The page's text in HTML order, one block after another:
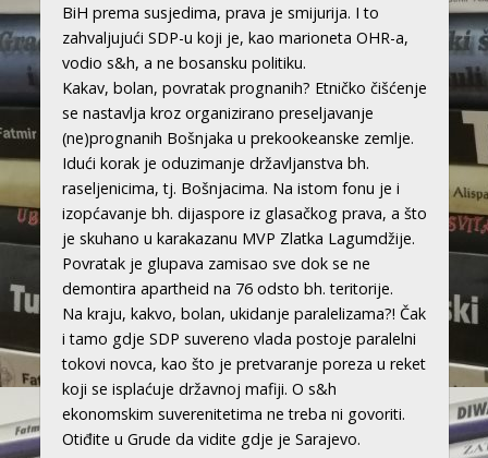
BiH prema susjedima, prava je smijurija. I to
zahvaljujući SDP-u koji je, kao marioneta OHR-a,
vodio s&h, a ne bosansku politiku.
Kakav, bolan, povratak prognanih? Etničko čišćenje
se nastavlja kroz organizirano preseljavanje
(ne)prognanih Bošnjaka u prekookeanske zemlje.
Idući korak je oduzimanje državljanstva bh.
raseljenicima, tj. Bošnjacima. Na istom fonu je i
izopćavanje bh. dijaspore iz glasačkog prava, a što
je skuhano u karakazanu MVP Zlatka Lagumdžije.
Povratak je glupava zamisao sve dok se ne
demontira apartheid na 76 odsto bh. teritorije.
Na kraju, kakvo, bolan, ukidanje paralelizama?! Čak
i tamo gdje SDP suvereno vlada postoje paralelni
tokovi novca, kao što je pretvaranje poreza u reket
koji se isplaćuje državnoj mafiji. O s&h
ekonomskim suverenitetima ne treba ni govoriti.
Otiđite u Grude da vidite gdje je Sarajevo.